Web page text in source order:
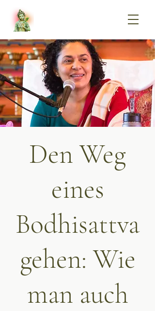
Den Weg
eines
Bodhisattva
gehen: Wie
man auch